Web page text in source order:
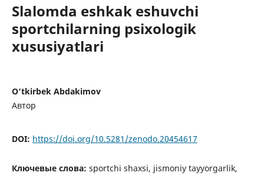
Slalomda eshkak eshuvchi
sportchilarning psixologik
xususiyatlari
O‘tkirbek Abdakimov
Автор
DOI: https://doi.org/10.5281/zenodo.20454617
Ключевые слова: sportchi shaxsi, jismoniy tayyorgarlik,